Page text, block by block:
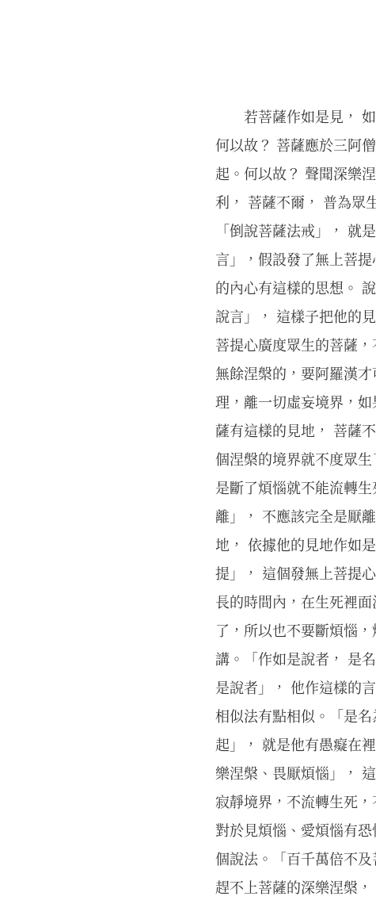
若菩薩作如是見，
何以故？ 菩薩應於三阿
起。何以故？ 聲聞深樂
利， 菩薩不爾， 普為眾
「倒說菩薩法戒」， 就
言」，假設發了無上菩
的內心有這樣的思想。
說言」， 這樣子把他的
菩提心廣度眾生的菩薩
無餘涅槃的，要阿羅漢
理，離一切虛妄境界，
薩有這樣的見地， 菩薩
個涅槃的境界就不度眾
是斷了煩惱就不能流轉
離」， 不應該完全是厭
地， 依據他的見地作如
提」， 這個發無上菩提
長的時間內，在生死裡
了，所以也不要斷煩惱
講。「作如是說者， 是
是說者」， 他作這樣的
相似法有點相似。「是
起」， 就是他有愚癡在
樂涅槃、畏厭煩惱」，
寂靜境界，不流轉生死
對於見煩惱、愛煩惱有
個說法。「百千萬倍不
趕不上菩薩的深樂涅槃